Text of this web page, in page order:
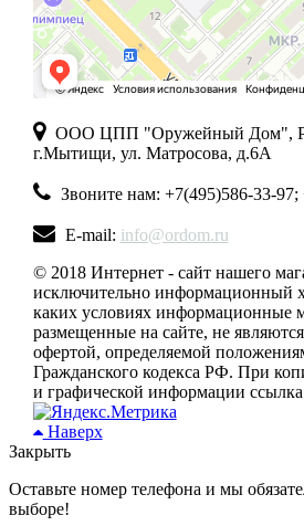
ООО ЦПП "Оружейный Дом",
г.Мытищи, ул. Матросова, д.6А
Звоните нам: +7(495)586-33-97;
E-mail: info@ordom.ru
© 2018 Интернет - сайт нашего
исключительно информационный
каких условиях информационные
размещенные на сайте, не
офертой, определяемой
Гражданского кодекса РФ. При
и графической информации ссылка
Наверх
Закрыть
Оставьте номер телефона и мы
выборе!